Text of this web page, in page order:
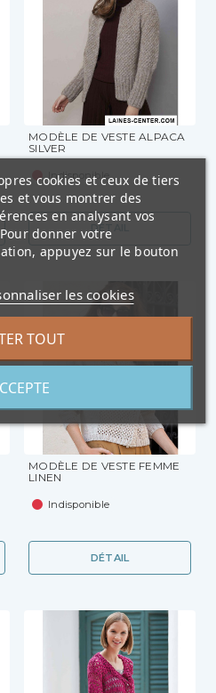
MODÈLE DE VESTE ALPACA
SILVER
Indisponible
DÉTAIL
MODÈLE DE VESTE FEMME
LINEN
Indisponible
DÉTAIL
cookies et ceux de tiers
et vous montrer des
en analysant vos
donner votre
appuyez sur le bouton
les cookies
TOUT